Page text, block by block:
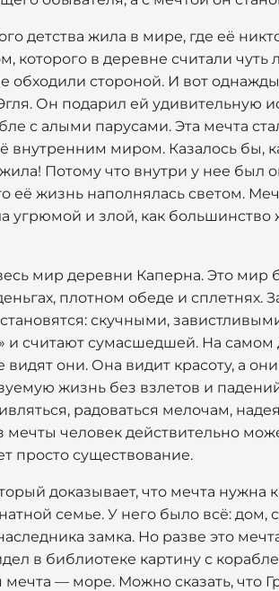
детства жила в мире, где её
которого в деревне считали
обходили стороной. И вот
Он подарил ей удивительную
с алыми парусами. Эта мечта
внутренним миром. Казалось бы,
Потому что внутри у нее был
её жизнь наполнялась светом.
угрюмой и злой, как большинство
мир деревни Каперна. Это мир
плотном обеде и
скучными,
и считают сумасшедшей. На
видят они. Она видит красоту, а
жизнь без взлетов и
радоваться мелочам,
человек действительно
просто существование.
доказывает, что мечта нужна
семье. У него было всё: дом,
замка. Но разве это
в библиотеке картину с
— море. Можно сказать, что